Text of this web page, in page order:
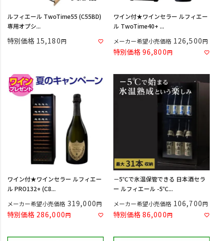
ルフィエール TwoTime55 (C55BD)
専用オプシ...
特別価格 15,180
ワイン付★ワインセラー ルフィエー
ル TwoTime40+ ...
メーカー希望小売価格 126,500
特別価格 96,800
ワイン付★ワインセラー ルフィエー
ル PRO132+ (C8...
メーカー希望小売価格 319,000
特別価格 286,000
－5℃で氷温保管できる 日本酒セラ
ー ルフィエール -5℃...
メーカー希望小売価格 106,700
特別価格 86,000